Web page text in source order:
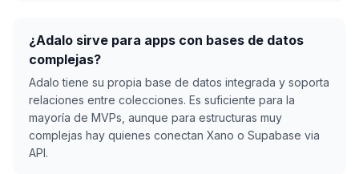
¿Adalo sirve para apps con bases de datos
complejas?
Adalo tiene su propia base de datos integrada y soporta
relaciones entre colecciones. Es suficiente para la
mayoría de MVPs, aunque para estructuras muy
complejas hay quienes conectan Xano o Supabase via
API.